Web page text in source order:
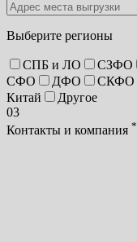
Выберите регионы
СПБ и ЛО СЗФО
СФО
ДФО СКФО
Китай
Другое
03
Контакты и компания *